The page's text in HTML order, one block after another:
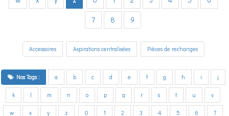
7 8 9
Accessoires Aspirations centralisées Pièces de rechanges
Nos Tags : a b c d e f g h i j
k l m n o p q r s t u v
w x y z 0 1 2 3 4 5 6 7